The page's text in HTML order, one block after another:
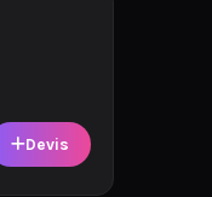
Devis